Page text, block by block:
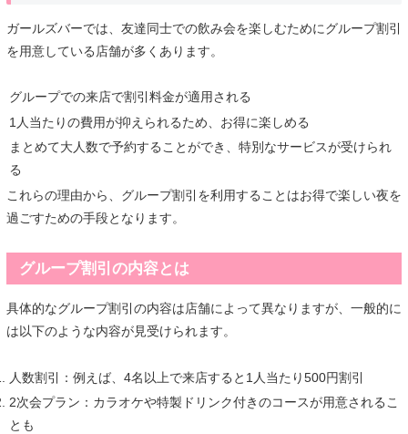
ガールズバーでは、友達同士での飲み会を楽しむためにグループ割引
を用意している店舗が多くあります。
グループでの来店で割引料金が適用される
1人当たりの費用が抑えられるため、お得に楽しめる
まとめて大人数で予約することができ、特別なサービスが受けられ
る
これらの理由から、グループ割引を利用することはお得で楽しい夜を
過ごすための手段となります。
グループ割引の内容とは
具体的なグループ割引の内容は店舗によって異なりますが、一般的に
は以下のような内容が見受けられます。
人数割引：例えば、4名以上で来店すると1人当たり500円割引
2次会プラン：カラオケや特製ドリンク付きのコースが用意されるこ
とも